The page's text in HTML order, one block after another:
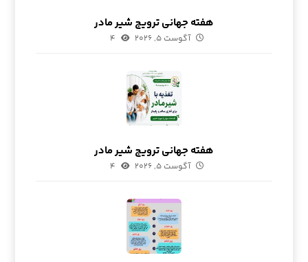
هفته جهانی ترویج شیر مادر
آگوست ۵, ۲۰۲۶ ۴
هفته جهانی ترویج شیر مادر
آگوست ۵, ۲۰۲۶ ۴